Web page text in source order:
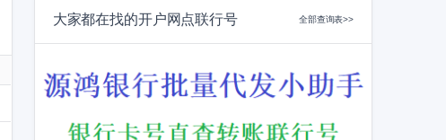
大家都在找的开户网点联行号 全部查询表>>